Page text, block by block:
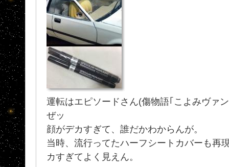
運転はエピソードさん(傷物語｢こよみヴァ
ぜッ
顔がデカすぎて、誰だかわからんが。
当時、流行ってたハーフシートカバーも再
カすぎてよく見えん。